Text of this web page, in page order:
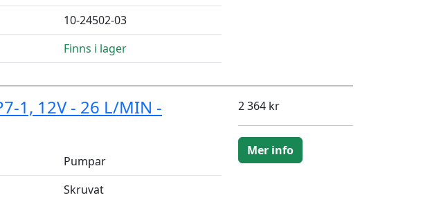
10-24502-03
Finns i lager
1, 12V - 26 L/MIN -
Pumpar
Skruvat
2 364 kr
Mer info